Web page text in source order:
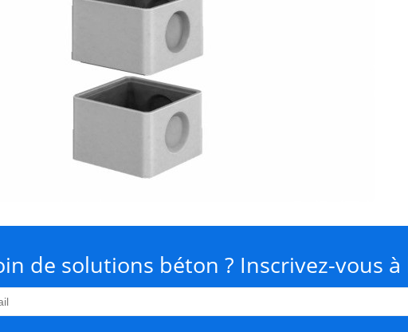
de solutions béton ? Inscrivez-vous